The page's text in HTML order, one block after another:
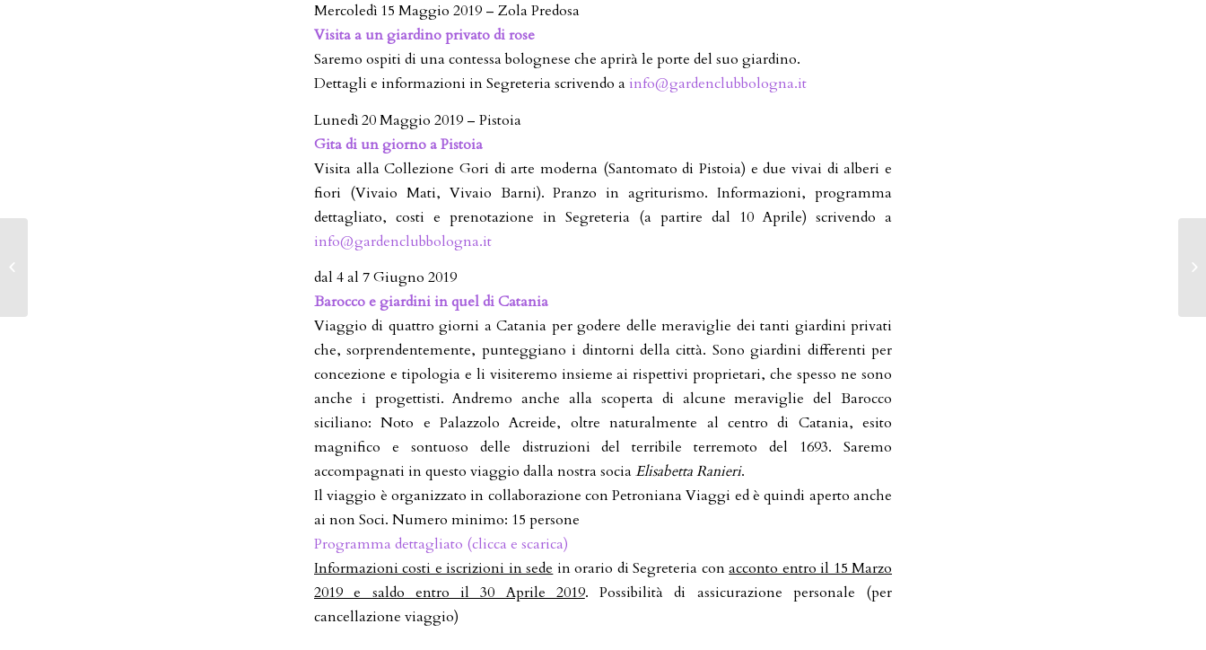
Mercoledì 15 Maggio 2019 – Zola Predosa
Visita a un giardino privato di rose
Saremo ospiti di una contessa bolognese che aprirà le porte del suo giardino.
Dettagli e informazioni in Segreteria scrivendo a info@gardenclubbologna.it
Lunedì 20 Maggio 2019 – Pistoia
Gita di un giorno a Pistoia
Visita alla Collezione Gori di arte moderna (Santomato di Pistoia) e due vivai di alberi e
fiori (Vivaio Mati, Vivaio Barni). Pranzo in agriturismo. Informazioni, programma
dettagliato, costi e prenotazione in Segreteria (a partire dal 10 Aprile) scrivendo a
info@gardenclubbologna.it
dal 4 al 7 Giugno 2019
Barocco e giardini in quel di Catania
Viaggio di quattro giorni a Catania per godere delle meraviglie dei tanti giardini privati
che, sorprendentemente, punteggiano i dintorni della città. Sono giardini differenti per
concezione e tipologia e li visiteremo insieme ai rispettivi proprietari, che spesso ne sono
anche i progettisti. Andremo anche alla scoperta di alcune meraviglie del Barocco
siciliano: Noto e Palazzolo Acreide, oltre naturalmente al centro di Catania, esito
magnifico e sontuoso delle distruzioni del terribile terremoto del 1693. Saremo
accompagnati in questo viaggio dalla nostra socia Elisabetta Ranieri.
Il viaggio è organizzato in collaborazione con Petroniana Viaggi ed è quindi aperto anche
ai non Soci. Numero minimo: 15 persone
Programma dettagliato (clicca e scarica)
Informazioni costi e iscrizioni in sede in orario di Segreteria conacconto entro il 15 Marzo
2019 e saldo entro il 30 Aprile 2019. Possibilità di assicurazione personale (per
cancellazione viaggio)